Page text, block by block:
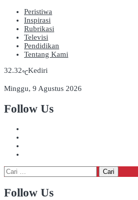
Peristiwa
Inspirasi
Rubrikasi
Televisi
Pendidikan
Tentang Kami
32.32℃Kediri
Minggu, 9 Agustus 2026
Follow Us
Cari
untuk:
Follow Us